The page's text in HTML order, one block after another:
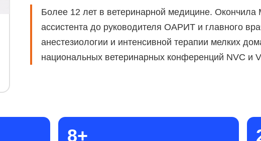
Более 12 лет в ветеринарной медицине.
ассистента до руководителя ОАРИТ и главного
анестезиологии и интенсивной терапии мелких
национальных ветеринарных конференций NVC и
8+